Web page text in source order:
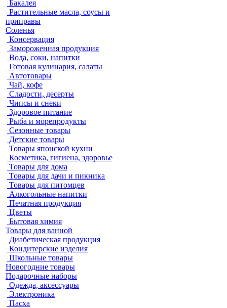
Бакалея
Растительные масла, соусы и
приправы
Соленья
Консервация
Замороженная продукция
Вода, соки, напитки
Готовая кулинария, салаты
Автотовары
Чай, кофе
Сладости, десерты
Чипсы и снеки
Здоровое питание
Рыба и морепродукты
Сезонные товары
Детские товары
Товары японской кухни
Косметика, гигиена, здоровье
Товары для дома
Товары для дачи и пикника
Товары для питомцев
Алкогольные напитки
Печатная продукция
Цветы
Бытовая химия
Товары для ванной
Диабетическая продукция
Кондитерские изделия
Школьные товары
Новогодние товары
Подарочные наборы
Одежда, аксессуары
Электроника
Пасха